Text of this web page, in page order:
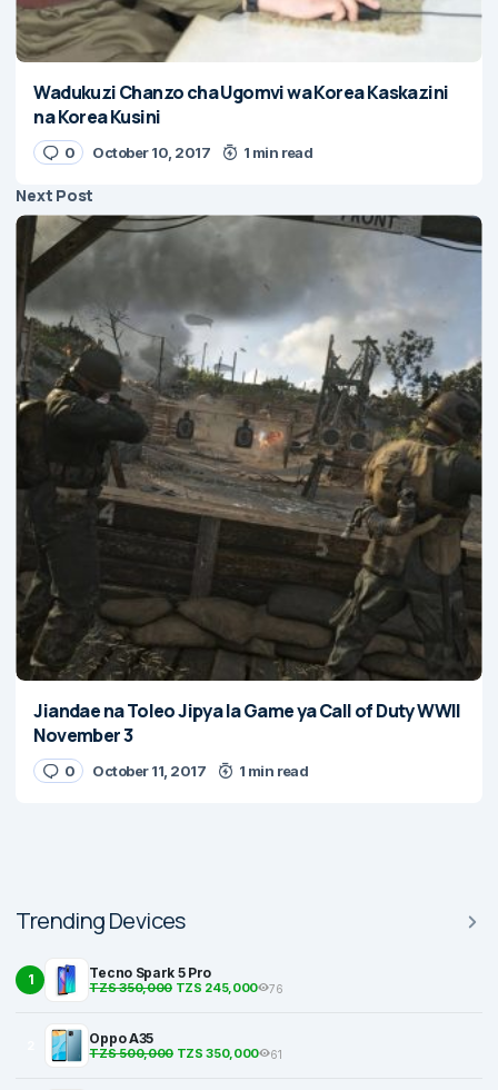
Wadukuzi Chanzo cha Ugomvi wa Korea Kaskazini
na Korea Kusini
0 October 10, 2017 1 min read
Next Post
Jiandae na Toleo Jipya la Game ya Call of Duty WWII
November 3
0 October 11, 2017 1 min read
Trending Devices
1 Tecno Spark 5 Pro
TZS 350,000TZS 245,000 76
Oppo A35
TZS 500,000TZS 350,000 61